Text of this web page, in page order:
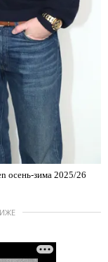
осень-зима 2025/26